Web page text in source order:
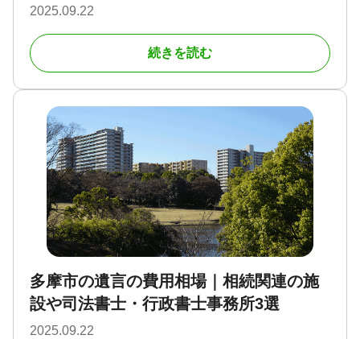
2025.09.22
続きを読む
多摩市の遺言の費用相場｜相続関連の施
設や司法書士・行政書士事務所3選
2025.09.22